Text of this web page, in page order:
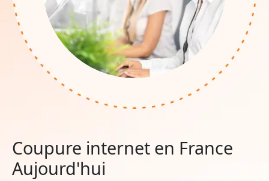
Coupure internet en France
Aujourd'hui